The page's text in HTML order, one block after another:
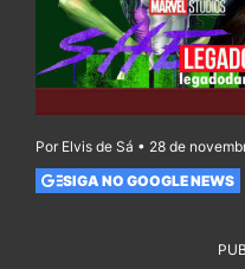
Por Elvis de Sá • 28 de
SIGA NO GOOGLE NEWS